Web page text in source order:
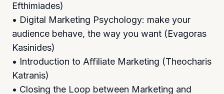
Efthimiades)
• Digital Marketing Psychology: make your
audience behave, the way you want (Evagoras
Kasinides)
• Introduction to Affiliate Marketing (Theocharis
Katranis)
• Closing the Loop between Marketing and